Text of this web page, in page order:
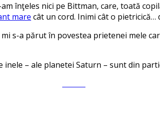
înţeles nici pe Bittman, care, toată
mare cât un cord. Inimi cât o
s-a părut în povestea prietenei mele
– ale planetei Saturn – sunt din